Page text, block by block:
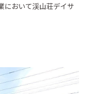
おいて渓山荘デイサ